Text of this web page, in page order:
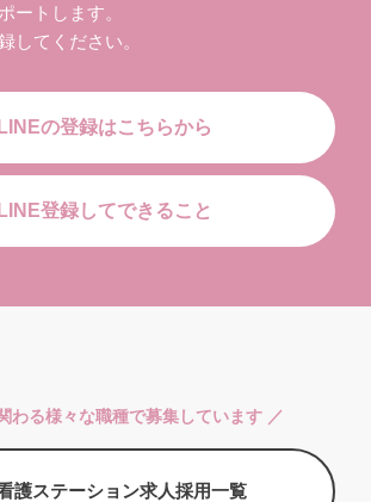
ートします。
してください。
LINEの登録はこちらから
LINE登録してできること
わる様々な職種で募集しています ／
護ステーション求人採用一覧